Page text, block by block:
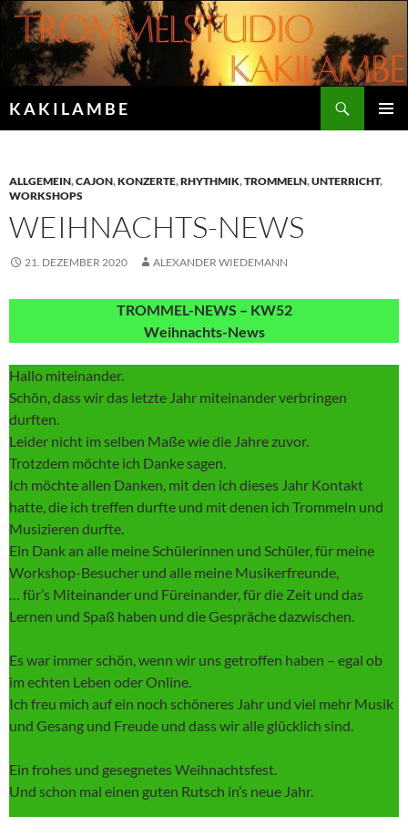
Zum
Inhalt
springen
K A K I L A M B E
ALLGEMEIN,CAJON,KONZERTE,RHYTHMIK,TROMMELN,UNTERRICHT,
WORKSHOPS
WEIHNACHTS-NEWS
21. DEZEMBER 2020 ALEXANDER WIEDEMANN
TROMMEL-NEWS – KW52
Weihnachts-News
Hallo miteinander.
Schön, dass wir das letzte Jahr miteinander verbringen
durften.
Leider nicht im selben Maße wie die Jahre zuvor.
Trotzdem möchte ich Danke sagen.
Ich möchte allen Danken, mit den ich dieses Jahr Kontakt
hatte, die ich treffen durfte und mit denen ich Trommeln und
Musizieren durfte.
Ein Dank an alle meine Schülerinnen und Schüler, für meine
Workshop-Besucher und alle meine Musikerfreunde,
… für’s Miteinander und Füreinander, für die Zeit und das
Lernen und Spaß haben und die Gespräche dazwischen.
Es war immer schön, wenn wir uns getroffen haben – egal ob
im echten Leben oder Online.
Ich freu mich auf ein noch schöneres Jahr und viel mehr Musik
und Gesang und Freude und dass wir alle glücklich sind.
Ein frohes und gesegnetes Weihnachtsfest.
Und schon mal einen guten Rutsch in’s neue Jahr.